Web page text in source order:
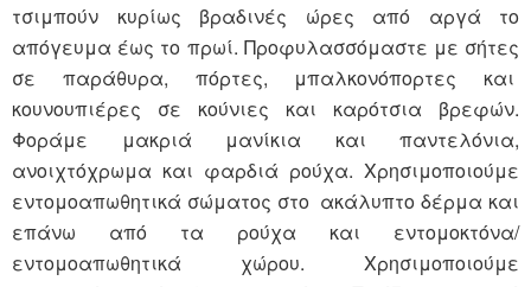
τσιμπούν κυρίως βραδινές ώρες από αργά το
απόγευμα έως το πρωί. Προφυλασσόμαστε με σήτες
σε παράθυρα, πόρτες, μπαλκονόπορτες και
κουνουπιέρες σε κούνιες και καρότσια βρεφών.
Φοράμε μακριά μανίκια και παντελόνια,
ανοιχτόχρωμα και φαρδιά ρούχα. Χρησιμοποιούμε
εντομοαπωθητικά σώματος στο ακάλυπτο δέρμα και
επάνω από τα ρούχα και εντομοκτόνα/
εντομοαπωθητικά χώρου. Χρησιμοποιούμε